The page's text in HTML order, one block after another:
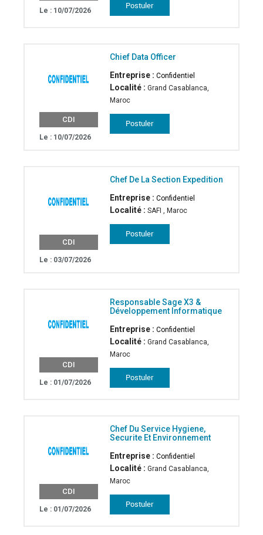
Le : 10/07/2026
CDI
Le : 10/07/2026
Chief Data Officer
Entreprise : Confidentiel
Localité : Grand Casablanca,
Maroc
CDI
Le : 03/07/2026
Chef De La Section Expedition
Entreprise : Confidentiel
Localité : SAFI , Maroc
CDI
Le : 01/07/2026
Responsable Sage X3 &
Développement Informatique
Entreprise : Confidentiel
Localité : Grand Casablanca,
Maroc
CDI
Le : 01/07/2026
Chef Du Service Hygiene,
Securite Et Environnement
Entreprise : Confidentiel
Localité : Grand Casablanca,
Maroc